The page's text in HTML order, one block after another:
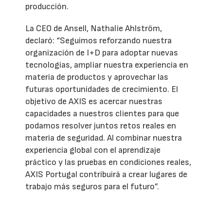
producción.
La CEO de Ansell, Nathalie Ahlström,
declaró: “Seguimos reforzando nuestra
organización de I+D para adoptar nuevas
tecnologías, ampliar nuestra experiencia en
materia de productos y aprovechar las
futuras oportunidades de crecimiento. El
objetivo de AXIS es acercar nuestras
capacidades a nuestros clientes para que
podamos resolver juntos retos reales en
materia de seguridad. Al combinar nuestra
experiencia global con el aprendizaje
práctico y las pruebas en condiciones reales,
AXIS Portugal contribuirá a crear lugares de
trabajo más seguros para el futuro”.